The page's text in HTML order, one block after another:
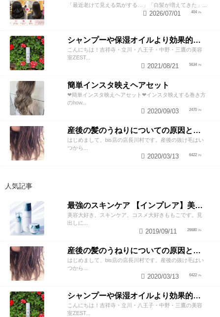
「最近老けて見える気がする…」「白髪が増えてきた」...
404
2026/07/01
シャンプーや保湿オイルより効果的！？美容師が教える頭皮の臭い＆乾燥ケアとは
こんにちは！吉祥寺・立川・八王子・中野・三鷹の美容
室ZEST...
5634
2021/08/21
簡単インスタ映えヘアセット
❤︎簡単インスタ映えヘアセット❤︎インスタ映えする巻き方
のhow...
2470
2020/09/03
産後の髪のうねりについての原因と対策！
はじめまして、bis店の店長川村です。産後の抜け毛はい
つから...
6422
2020/03/13
人気記事
最強のスキンケア 【インプレア】美容師がオススメする、神ポイント5つ公開！
美容大好き、スキンケア、コスメ大好きももこです。見
出しに...
26680
2019/09/11
産後の髪のうねりについての原因と対策！
はじめまして、bis店の店長川村です。産後の抜け毛はい
つから...
6422
2020/03/13
シャンプーや保湿オイルより効果的！？美容師が教える頭皮の臭い＆乾燥ケアとは
こんにちは！吉祥寺・立川・八王子・中野・三鷹の美容
室ZEST...